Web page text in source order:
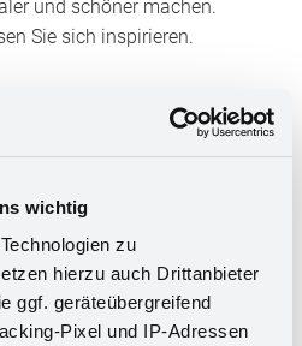
wichtig
zu
hierzu auch Drittanbieter
ggf. geräteübergreifend
Pixel und IP-Adressen
und schöner machen.
Sie sich inspirieren.
für Ihr